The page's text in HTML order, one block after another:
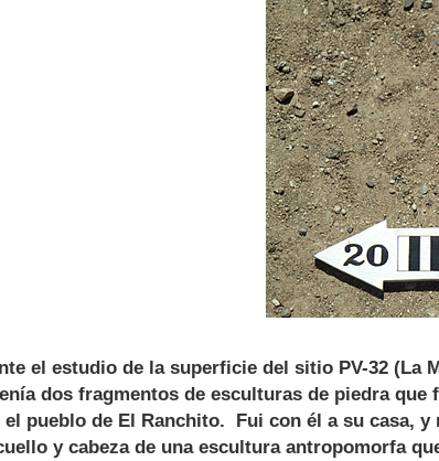
el estudio de la superficie del sitio PV-32 (La
dos fragmentos de esculturas de piedra
el pueblo de El Ranchito. Fui con él a su casa,
y cabeza de una escultura antropomorfa